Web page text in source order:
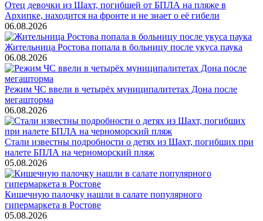
Отец девочки из Шахт, погибшей от БПЛА на пляже в
Архипке, находится на фронте и не знает о её гибели
06.08.2026
Жительница Ростова попала в больницу после укуса паука
06.08.2026
Режим ЧС ввели в четырёх муниципалитетах Дона после
мегашторма
06.08.2026
Стали известны подробности о детях из Шахт, погибших при
налете БПЛА на черноморский пляж
05.08.2026
Кишечную палочку нашли в салате популярного
гипермаркета в Ростове
05.08.2026